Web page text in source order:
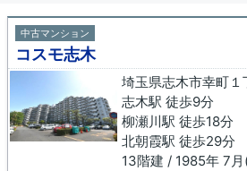
中古マンション
コスモ志木
埼玉県志木市幸町１
志木駅 徒歩9分
柳瀬川駅 徒歩18分
北朝霞駅 徒歩29分
13階建 / 1985年 7